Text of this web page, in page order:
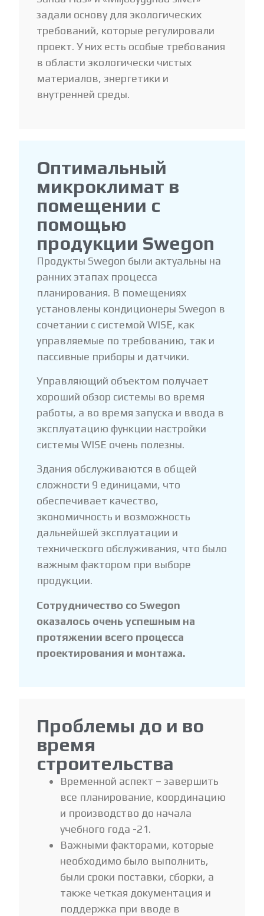
задали основу для экологических
требований, которые регулировали
проект. У них есть особые требования
в области экологически чистых
материалов, энергетики и
внутренней среды.
Оптимальный
микроклимат в
помещении с
помощью
продукции Swegon
Продукты Swegon были актуальны на
ранних этапах процесса
планирования. В помещениях
установлены кондиционеры Swegon в
сочетании с системой WISE, как
управляемые по требованию, так и
пассивные приборы и датчики.
Управляющий объектом получает
хороший обзор системы во время
работы, а во время запуска и ввода в
эксплуатацию функции настройки
системы WISE очень полезны.
Здания обслуживаются в общей
сложности 9 единицами, что
обеспечивает качество,
экономичность и возможность
дальнейшей эксплуатации и
технического обслуживания, что было
важным фактором при выборе
продукции.
Сотрудничество со Swegon
оказалось очень успешным на
протяжении всего процесса
проектирования и монтажа.
Проблемы до и во
время
строительства
Временной аспект – завершить
все планирование, координацию
и производство до начала
учебного года -21.
Важными факторами, которые
необходимо было выполнить,
были сроки поставки, сборки, а
также четкая документация и
поддержка при вводе в